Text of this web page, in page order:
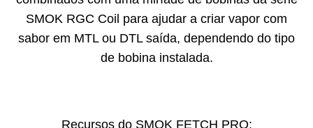
SMOK RGC Coil para ajudar a criar vapor com
sabor em MTL ou DTL saída, dependendo do tipo
de bobina instalada.
Recursos do SMOK FETCH PRO: